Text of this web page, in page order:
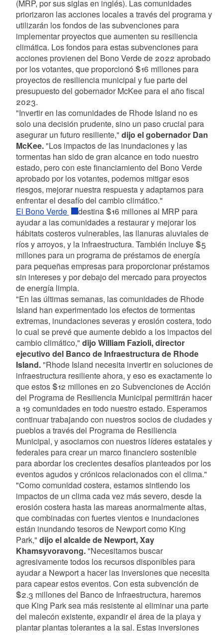
(MRP, por sus siglas en inglés). Las comunidades
priorizaron las acciones locales a través del programa y
utilizarán los fondos de las subvenciones para
implementar proyectos que aumenten su resiliencia
climática. Los fondos para estas subvenciones para
acciones provienen del Bono Verde de 2022 aprobado
por los votantes, que proporcionó $16 millones para
proyectos de resiliencia municipal y fue parte del
presupuesto del gobernador McKee para el año fiscal
2023.
"Invertir en las comunidades de Rhode Island no es
solo una decisión prudente, sino un paso crucial para
asegurar un futuro resiliente," dijo el gobernador Dan
McKee."Los impactos de las inundaciones y las
tormentas han sido de gran alcance en todo nuestro
estado, pero con este financiamiento del Bono Verde
aprobado por los votantes, podemos mitigar esos
riesgos, mejorar nuestra respuesta y adaptarnos para
enfrentar el desafío del cambio climático."
El Bono Verde
destina $16 millones al MRP para
ayudar a las comunidades a restaurar y mejorar los
hábitats costeros vulnerables, las llanuras aluviales de
ríos y arroyos, y la infraestructura. También incluye $5
millones para un programa de préstamos de energía
para pequeñas empresas para proporcionar préstamos
sin intereses y por debajo del mercado para proyectos
de energía limpia.
"En las últimas semanas, las comunidades de Rhode
Island han experimentado los efectos de tormentas
extremas, inundaciones severas y erosión costera, todo
lo cual se prevé que aumente debido a los impactos del
cambio climático," dijo William Fazioli, director
ejecutivo del Banco de Infraestructura de Rhode
Island."Rhode Island necesita invertir en soluciones de
infraestructura resiliente ahora, y eso es exactamente lo
que estos $12 millones en 20 Subvenciones de Acción
del Programa de Resiliencia Municipal permitirán hacer
a 19 comunidades en todo nuestro estado. Esperamos
continuar trabajando con nuestros socios de ciudades y
pueblos a través del Programa de Resiliencia
Municipal, y asociarnos con nuestros líderes estatales y
federales para crear un marco financiero sostenible
para abordar los crecientes desafíos planteados por los
eventos agudos y crónicos relacionados con el clima."
"Como comunidad costera, estamos sintiendo los
impactos de un clima cada vez más severo, desde la
erosión costera hasta las mareas anormalmente altas,
que combinadas con fuertes vientos e inundaciones
están inundando tesoros de Newport como King
Park," dijo el alcalde de Newport, Xay
Khamsyvoravong."Necesitamos buscar
agresivamente todos los recursos disponibles para
ayudar a Newport a hacer las inversiones que necesita
para capear estos eventos. Con esta subvención de
$2.3 millones del Banco de Infraestructura, haremos
que King Park sea más resistente al eliminar una parte
del malecón existente, expandir el área de la playa y
plantar plantas tolerantes a la sal. Estas inversiones